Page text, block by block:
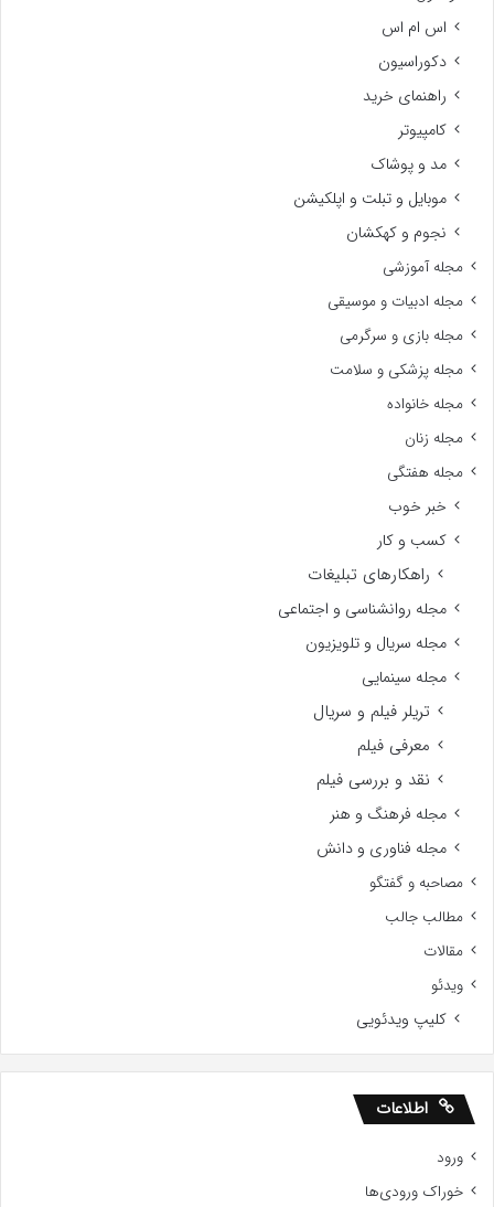
اس ام اس
دکوراسیون
راهنمای خرید
کامپیوتر
مد و پوشاک
موبایل و تبلت و اپلکیشن
نجوم و کهکشان
مجله آموزشی
مجله ادبیات و موسیقی
مجله بازی و سرگرمی
مجله پزشکی و سلامت
مجله خانواده
مجله زنان
مجله هفتگی
خبر خوب
کسب و کار
راهکارهای تبلیغات
مجله روانشناسی و اجتماعی
مجله سریال و تلویزیون
مجله سینمایی
تریلر فیلم و سریال
معرفی فیلم
نقد و بررسی فیلم
مجله فرهنگ و هنر
مجله فناوری و دانش
مصاحبه و گفتگو
مطالب جالب
مقالات
ویدئو
کلیپ ویدئویی
اطلاعات
ورود
خوراک ورودی‌ها